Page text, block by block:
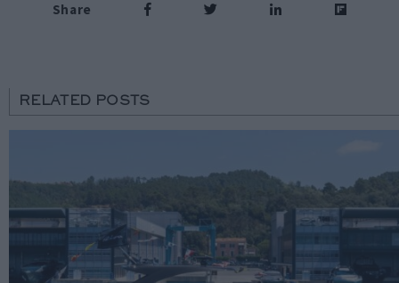
Share
RELATED POSTS